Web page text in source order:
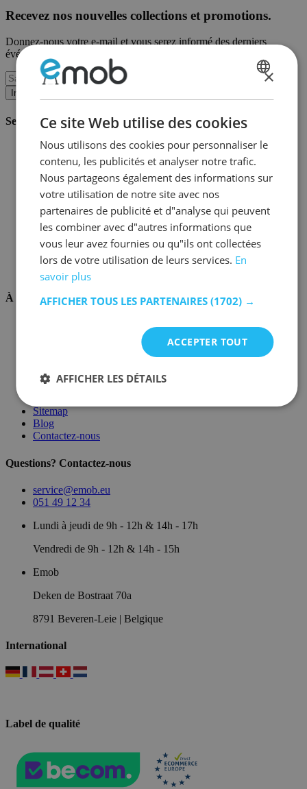
Recevez nos nouvelles collections et promotions.
Donnez-nous votre e-mail et vous serez informé des derniers
événements sur une base mensuelle.
Inscription
Service client
Commander chez Emob
Modalités de paiement
Livraison et expédition
Service et garantie
Annuler ou retourner
Réclamations
Astuces de montage
Conseils d'entretien
Mot de passe oublié?
FAQ
Stockage & Fulfilment
À propos de nous
Conditions générales
Mentions légales
Sitemap
Blog
Contactez-nous
Questions? Contactez-nous
service@emob.eu
051 49 12 34
Lundi à jeudi de 9h - 12h & 14h - 17h
Vendredi de 9h - 12h & 14h - 15h
Emob
Deken de Bostraat 70a
8791 Beveren-Leie | Belgique
International
Label de qualité
×
Ce site Web utilise des cookies
Nous utilisons des cookies pour personnaliser le
contenu, les publicités et analyser notre trafic.
Nous partageons également des informations sur
votre utilisation de notre site avec nos
partenaires de publicité et d"analyse qui peuvent
les combiner avec d"autres informations que
vous leur avez fournies ou qu"ils ont collectées
lors de votre utilisation de leurs services. En
savoir plus
AFFICHER TOUS LES PARTENAIRES (1702) →
ACCEPTER TOUT
AFFICHER LES DÉTAILS